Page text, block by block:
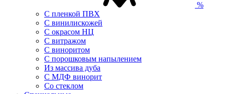
%
С пленкой ПВХ
С винилискожей
С окрасом НЦ
С витражом
С виноритом
С порошковым напылением
Из массива дуба
С МДФ винорит
Со стеклом